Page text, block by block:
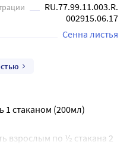
RU.77.99.11.003.R.
002915.06.17
Сенна листья
1 стаканом (200мл)
взрослым по ½ стакана 2